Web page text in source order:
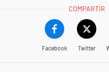
COMPARTIR
Facebook Twitter